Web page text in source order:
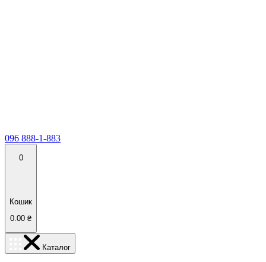
096 888-1-883
0
Кошик
0.00 ₴
Каталог